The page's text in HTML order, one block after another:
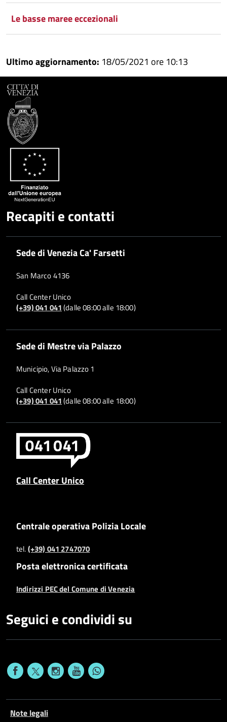
Le basse maree eccezionali
Ultimo aggiornamento: 18/05/2021 ore 10:13
Recapiti e contatti
Sede di Venezia Ca' Farsetti
San Marco 4136
Call Center Unico
(+39) 041 041(dalle 08:00 alle 18:00)
Sede di Mestre via Palazzo
Municipio, Via Palazzo 1
Call Center Unico
(+39) 041 041(dalle 08:00 alle 18:00)
Call Center Unico
Centrale operativa Polizia Locale
tel.(+39) 041 2747070
Posta elettronica certificata
Indirizzi PEC del Comune di Venezia
Seguici e condividi su
Note legali